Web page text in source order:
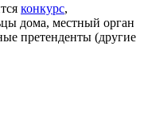
конкурс,
дома, местный орган
претенденты (другие